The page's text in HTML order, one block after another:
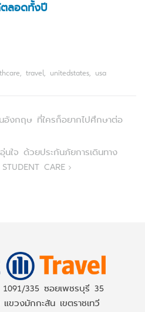
ตลอดทั้งปี
travel unitedstates, usa
อังกฤษ ที่ใครก็อยากไปศึกษาต่อ
นใจ ด้วยประกันภัยการเดินทาง
STUDENT CARE
335 ซอยเพชรบุรี 35
ขวงมักกะสัน เขตราชเทวี